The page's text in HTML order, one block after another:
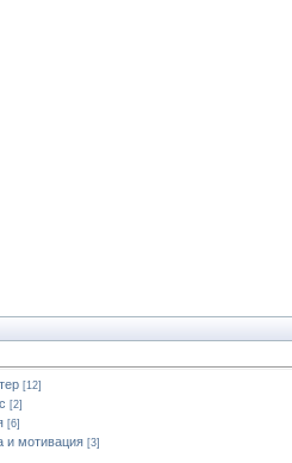
[12]
[2]
[6]
и мотивация [3]